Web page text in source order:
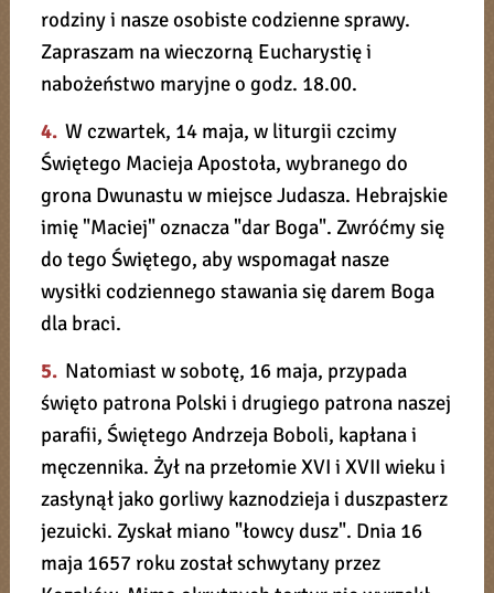
rodziny i nasze osobiste codzienne sprawy.
Zapraszam na wieczorną Eucharystię i
nabożeństwo maryjne o godz. 18.00.
4. W czwartek, 14 maja, w liturgii czcimy
Świętego Macieja Apostoła, wybranego do
grona Dwunastu w miejsce Judasza. Hebrajskie
imię "Maciej" oznacza "dar Boga". Zwróćmy się
do tego Świętego, aby wspomagał nasze
wysiłki codziennego stawania się darem Boga
dla braci.
5. Natomiast w sobotę, 16 maja, przypada
święto patrona Polski i drugiego patrona naszej
parafii, Świętego Andrzeja Boboli, kapłana i
męczennika. Żył na przełomie XVI i XVII wieku i
zasłynął jako gorliwy kaznodzieja i duszpasterz
jezuicki. Zyskał miano "łowcy dusz". Dnia 16
maja 1657 roku został schwytany przez